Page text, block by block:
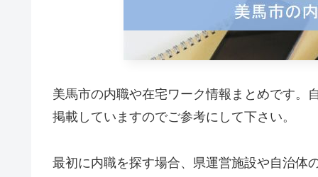
美馬市の内職や在宅ワーク情報まとめです。
掲載していますのでご参考にして下さい。
最初に内職を探す場合、県運営施設や自治体